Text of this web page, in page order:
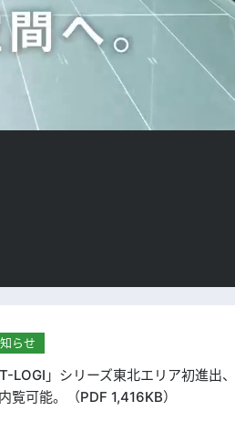
らせ
LOGI」シリーズ東北エリア初進
覧可能。（PDF 1,416KB）